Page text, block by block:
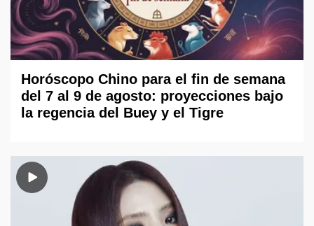
Horóscopo Chino para el fin de semana
del 7 al 9 de agosto: proyecciones bajo
la regencia del Buey y el Tigre